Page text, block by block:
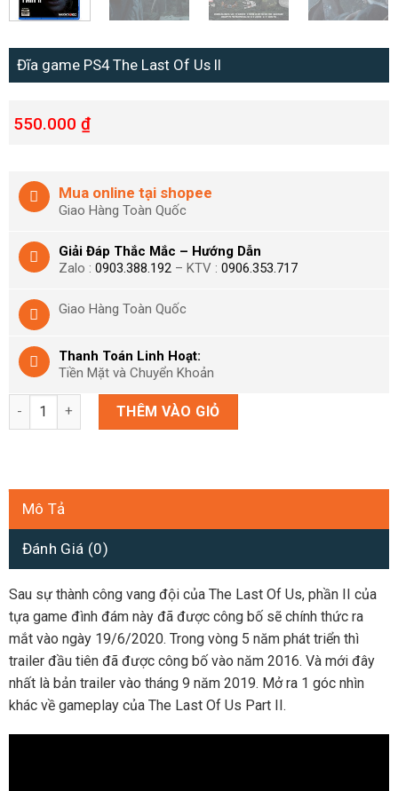
Đĩa game PS4 The Last Of Us II
550.000 ₫
Mua online tại shopee
Giao Hàng Toàn Quốc
Giải Đáp Thắc Mắc – Hướng Dẫn
Zalo : 0903.388.192– KTV : 0906.353.717
Giao Hàng Toàn Quốc
Thanh Toán Linh Hoạt:
Tiền Mặt và Chuyển Khoản
Đĩa game PS4 The Last Of Us II số lượng
THÊM VÀO GIỎ
Mô Tả
Đánh Giá (0)
Sau sự thành công vang đội của The Last Of Us, phần II của
tựa game đình đám này đã được công bố sẽ chính thức ra
mắt vào ngày 19/6/2020. Trong vòng 5 năm phát triển thì
trailer đầu tiên đã được công bố vào năm 2016. Và mới đây
nhất là bản trailer vào tháng 9 năm 2019. Mở ra 1 góc nhìn
khác về gameplay của The Last Of Us Part II.